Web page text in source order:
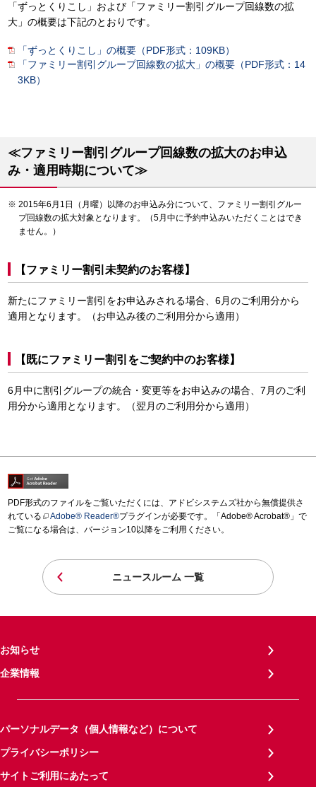
「ずっとくりこし」および「ファミリー割引グループ回線数の拡
大」の概要は下記のとおりです。
「ずっとくりこし」の概要（PDF形式：109KB）
「ファミリー割引グループ回線数の拡大」の概要（PDF形式：14
3KB）
≪ファミリー割引グループ回線数の拡大のお申込
み・適用時期について≫
2015年6月1日（月曜）以降のお申込み分について、ファミリー割引グルー
プ回線数の拡大対象となります。（5月中に予約申込みいただくことはでき
ません。）
【ファミリー割引未契約のお客様】
新たにファミリー割引をお申込みされる場合、6月のご利用分から
適用となります。（お申込み後のご利用分から適用）
【既にファミリー割引をご契約中のお客様】
6月中に割引グループの統合・変更等をお申込みの場合、7月のご利
用分から適用となります。（翌月のご利用分から適用）
PDF形式のファイルをご覧いただくには、アドビシステムズ社から無償提供さ
れている
Adobe® Reader®プラグインが必要です。「Adobe® Acrobat®」で
ご覧になる場合は、バージョン10以降をご利用ください。
ニュースルーム 一覧
お知らせ
企業情報
パーソナルデータ（個人情報など）について
プライバシーポリシー
サイトご利用にあたって